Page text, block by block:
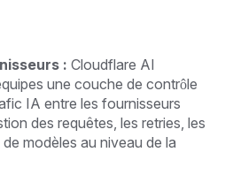
: Cloudflare AI
une couche de contrôle
IA entre les fournisseurs
des requêtes, les retries, les
modèles au niveau de la